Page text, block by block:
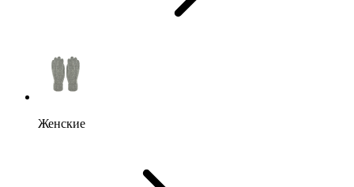
Женские